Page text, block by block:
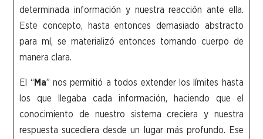
determinada información y nuestra reacción ante ella.
Este concepto, hasta entonces demasiado abstracto
para mí, se materializó entonces tomando cuerpo de
manera clara.
El “Ma” nos permitió a todos extender los límites hasta
los que llegaba cada información, haciendo que el
conocimiento de nuestro sistema creciera y nuestra
respuesta sucediera desde un lugar más profundo. Ese